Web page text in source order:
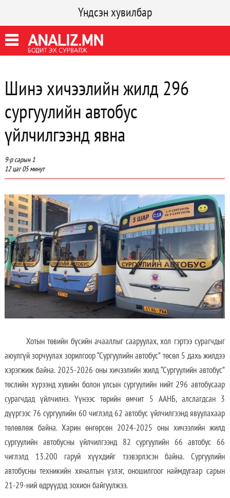
Үндсэн хувилбар
Шинэ хичээлийн жилд 296
сургуулийн автобус
үйлчилгээнд явна
9-р сарын 1
12 цаг 05 минут
Хотын төвийн бүсийн ачааллыг сааруулах, хол гэртээ сурагчдыг
аюулгүй зорчуулах зорилгоор “Сургуулийн автобус” төсөл 5 дахь жилдээ
хэрэгжиж байна. 2025-2026 оны хичээлийн жилд “Сургуулийн автобус”
төслийн хүрээнд хувийн болон улсын сургуулийн нийт 296 автобусаар
сурагчдад үйлчилнэ. Үүнээс төрийн өмчит 5 ААНБ, алслагдсан 3
дүүргээс 76 сургуулийн 60 чиглэлд 62 автобус үйлчилгээнд явуулахаар
төлөвлөж байна. Харин өнгөрсөн 2024-2025 оны хичээлийн жилд
сургуулийн автобусны үйлчилгээнд 82 сургуулийн 66 автобус 66
чиглэлд 13.200 гаруй хүүхдийг тээвэрлэсэн байна. Сургуулийн
автобусны техникийн хяналтын үзлэг, оношилгоог наймдугаар сарын
21-29-ний өдрүүдэд зохион байгуулжээ.